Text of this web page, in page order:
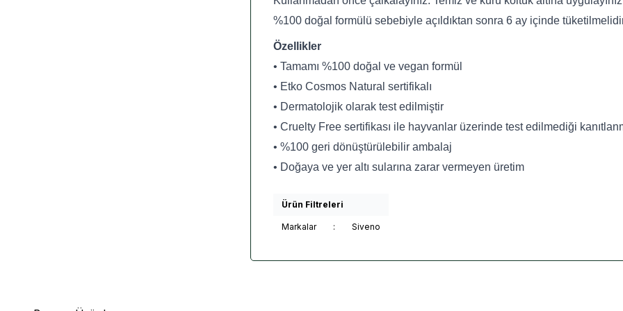
%100 doğal formülü sebebiyle açıldıktan sonra 6 ay içinde
Özellikler
• Tamamı %100 doğal ve vegan formül
• Etko Cosmos Natural sertifikalı
• Dermatolojik olarak test edilmiştir
• Cruelty Free sertifikası ile hayvanlar üzerinde test edilmediği
• %100 geri dönüştürülebilir ambalaj
• Doğaya ve yer altı sularına zarar vermeyen üretim
Ürün Filtreleri
Markalar : Siveno